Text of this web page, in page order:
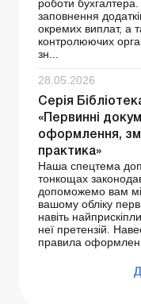
роботи
заповнення
окремих виплат, а
контролюючих
зн...
28.05.2026
Серія
«Первинні
оформлення,
практика»
Наша спецтема
тонкощах
допоможемо вам
вашому обліку
навіть
неї претензій.
правила